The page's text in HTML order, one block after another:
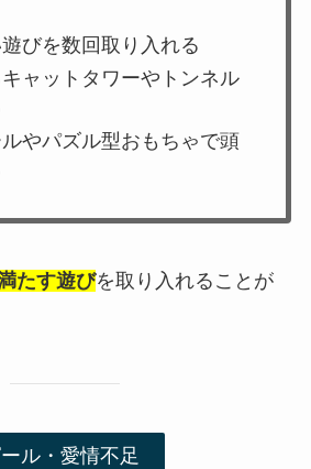
びを数回取り入れる
ャットタワーやトンネル
やパズル型おもちゃで頭
たす遊びを取り入れることが
ル・愛情不足